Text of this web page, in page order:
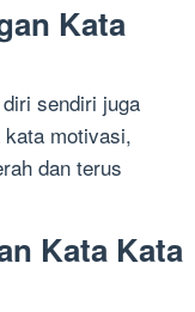
Kata
sendiri juga
motivasi,
dan terus
Kata Kata